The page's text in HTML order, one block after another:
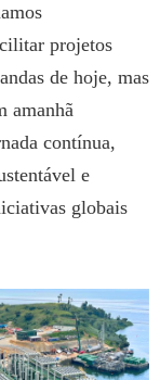
projetos
de hoje, mas
amanhã
contínua,
e
globais